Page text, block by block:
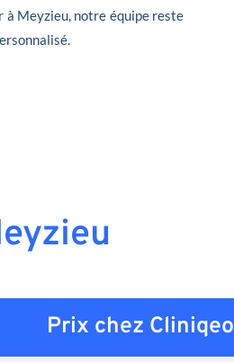
à Meyzieu, notre équipe reste
Prix chez Cliniqeo